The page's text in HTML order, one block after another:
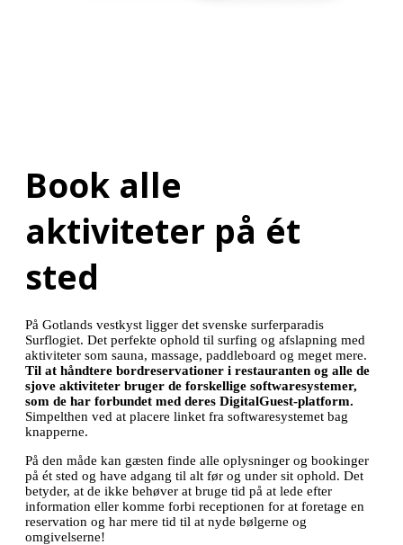
Book alle
aktiviteter på ét
sted
På Gotlands vestkyst ligger det svenske surferparadis
Surflogiet. Det perfekte ophold til surfing og afslapning med
aktiviteter som sauna, massage, paddleboard og meget mere.
Til at håndtere bordreservationer i restauranten og alle de
sjove aktiviteter bruger de forskellige softwaresystemer,
som de har forbundet med deres DigitalGuest-platform.
Simpelthen ved at placere linket fra softwaresystemet bag
knapperne.
På den måde kan gæsten finde alle oplysninger og bookinger
på ét sted og have adgang til alt før og under sit ophold. Det
betyder, at de ikke behøver at bruge tid på at lede efter
information eller komme forbi receptionen for at foretage en
reservation og har mere tid til at nyde bølgerne og
omgivelserne!